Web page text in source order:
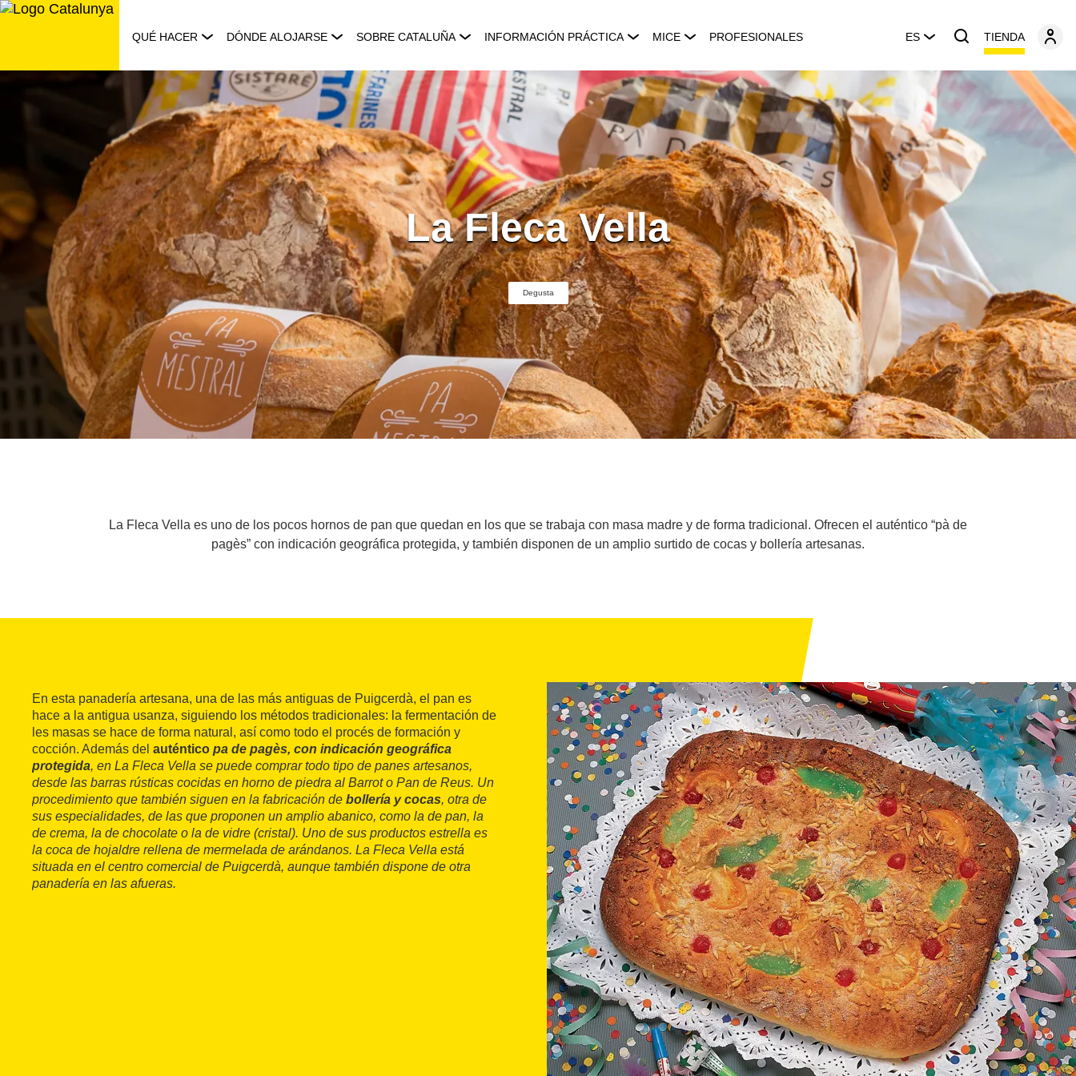
Saltar
QUÉ HACER DÓNDE ALOJARSE SOBRE CATALUÑA INFORMACIÓN PRÁCTICA MICE PROFESIONALES ES TIENDA
La Fleca Vella
Degusta
La Fleca Vella es uno de los pocos hornos de pan que quedan en los que se trabaja con masa madre y de forma tradicional. Ofrecen el auténtico “pà de
pagès” con indicación geográfica protegida, y también disponen de un amplio surtido de cocas y bollería artesanas.
En esta panadería artesana, una de las más antiguas de Puigcerdà, el pan es
hace a la antigua usanza, siguiendo los métodos tradicionales: la fermentación de
les masas se hace de forma natural, así como todo el procés de formación y
cocción. Además del auténtico pa de pagès, con indicación geográfica
protegida, en La Fleca Vella se puede comprar todo tipo de panes artesanos,
desde las barras rústicas cocidas en horno de piedra al Barroto Pan de Reus. Un
procedimiento que también siguen en la fabricación de bollería y cocas, otra de
sus especialidades, de las que proponen un amplio abanico, como la de pan, la
de crema, la de chocolate o la de vidre (cristal). Uno de sus productos estrella es
la coca de hojaldre rellena de mermelada de arándanos. La Fleca Vella está
situada en el centro comercial de Puigcerdà, aunque también dispone de otra
panadería en las afueras.